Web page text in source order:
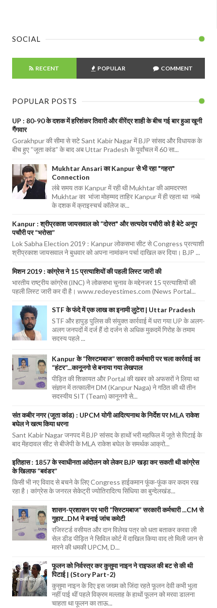
SOCIAL
RECENT POPULAR COMMENT
POPULAR POSTS
UP : 80-90 के दशक में हरिशंकर तिवारी और वीरेंद्र शाही के बीच गई बार हुआ खूनी
गैंगवार
Gorakhpur की सीमा से सटे Sant Kabir Nagar में BJP सांसद और विधायक के
बीच हुए “जूता कांड” के बाद अब Uttar Pradesh के पूर्वांचल में 60 सा...
Mukhtar Ansari का Kanpur से भी रहा "गहरा"
Connection
लंबे समय तक Kanpur में रही थी Mukhtar की आमदरफ्त
Mukhtar का भांजा मोहम्मद ताहिर Kanpur में ही रहता था नब्बे
के दशक में क्राइस्चर्च कॉलेज क...
Kanpur : श्रीप्रकाश जायसवाल को “दोस्त" और सत्यदेव पचौरी को है बेटे अनूप
पचौरी पर “भरोसा”
Lok Sabha Election 2019 : Kanpur लोकसभा सीट से Congress प्रत्याशी
श्रीप्रकाश जायसवाल ने बुधवार को अपना नामांकन पर्चा दाखिल कर दिया। BJP ...
मिशन 2019 : कांग्रेस ने 15 प्रत्याशियों की पहली लिस्ट जारी की
भारतीय राष्ट्रीय कांग्रेस (INC) ने लोकसभा चुनाव के मद्देनजर 15 प्रत्याशियों की
पहली लिस्ट जारी कर दी है। www.redeyestimes.com (News Portal...
STF के फंदे में एक लाख का इनामी लुटेरा | Uttar Pradesh
STF और हापुड़ पुलिस की संयुक्त कार्रवाई में धरा गया UP के अलग-
अलग जनपदों में दर्ज हैं दो दर्जन से अधिक मुकदमें गिरोह के तमाम
सदस्य पहले ...
Kanpur के “सिस्टमबाज” सरकारी कर्मचारी पर चला कार्रवाई का
“हंटर”...कानूनगो से बनाया गया लेखपाल
पीड़ित की शिकायत और Portal की खबर को अफसरों ने लिया था
संज्ञान में तत्कालीन DM (Kanpur Naga) ने गठित की थी तीन
सदस्यीय SIT (Team) कानूनगो से...
संत कबीर नगर (जूता कांड) : UPCM योगी आदित्यनाथ के निर्देश पर MLA राकेश
बघेल ने खत्म किया धरना
Sant Kabir Nagar जनपद में BJP सांसद के हाथों भरी महफिल में जूते से पिटाई के
बाद मेंहदावल सीट से बीजेपी के MLA राकेश बघेल के समर्थक आक्रो...
इतिहास : 1857 के स्वाधीनता आंदोलन को लेकर BJP खड़ा कर सकती थी कांग्रेस
के खिलाफ “बवंडर”
किसी भी नए विवाद से बचने के लिए Congress हाईकमान फूंक-फूंक कर कदम रख
रहा है। कांग्रेस के जनरल सेकेट्री ज्योतिरादित्य सिंधिया का बुन्देलखंड...
शासन-प्रशासन पर भारी “सिस्टमबाज” सरकारी कर्मचारी ...CM से
गुहार...DM ने बनाई जांच कमेटी
रजिस्टर्ड वसीयत और दान विलेख पत्र को धता बताकर करवा ली
सेल डीड पीड़ित ने सिविल कोर्ट में दाखिल किया वाद तो मिली जान से
मारने की धमकी UPCM, D...
फूलन को निर्वस्त्र कर कुसुमा नाइन ने राइफल की बट से की थी
पिटाई | (Story Part-2)
कुसुमा नाइन के दिए इस जख्म को जिंदा रहते फूलन देवी कभी भुला
नहीं पाई थीं पहले विक्रम मल्लाह के हाथों फूलन को मरवा डालना
चाहता था फूलन का ताऊ...